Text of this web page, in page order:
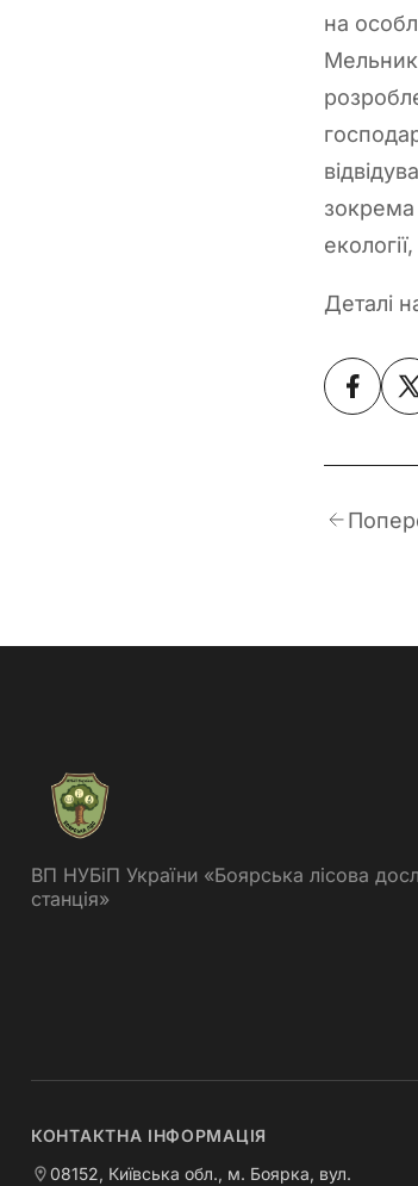
на
зокрема
Деталі
ВП НУБіП України «Боярська лісова
станція»
КОНТАКТНА ІНФОРМАЦІЯ
08152, Київська обл., м. Боярка, вул.